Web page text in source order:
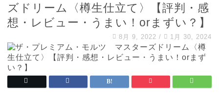
ズドリーム〈樽生仕立て〉【評判・感
想・レビュー・うまい！orまずい？】
8月 9, 2022 / 1月 30, 2024